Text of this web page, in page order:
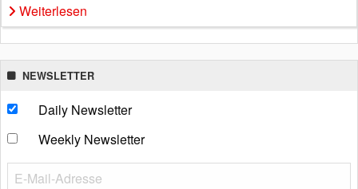
Weiterlesen
NEWSLETTER
Daily Newsletter
Weekly Newsletter